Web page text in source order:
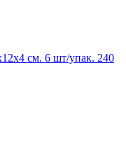
см. 6 шт/упак. 240